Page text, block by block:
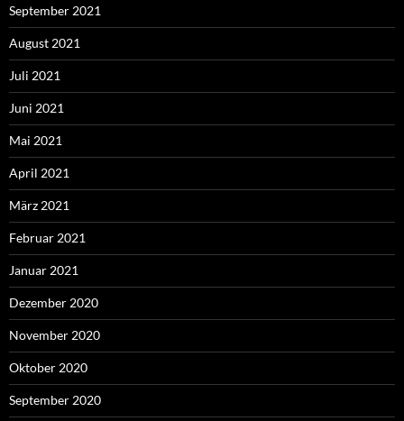
September 2021
August 2021
Juli 2021
Juni 2021
Mai 2021
April 2021
März 2021
Februar 2021
Januar 2021
Dezember 2020
November 2020
Oktober 2020
September 2020